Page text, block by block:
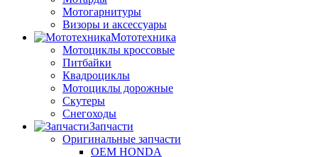
Мотогарнитуры
Визоры и аксессуары
Мототехника
Мотоциклы кроссовые
Питбайки
Квадроциклы
Мотоциклы дорожные
Скутеры
Снегоходы
Запчасти
Оригинальные запчасти
OEM HONDA